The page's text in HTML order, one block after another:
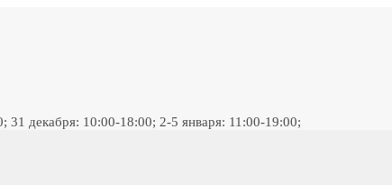
декабря: 10:00-18:00; 2-5 января: 11:00-19:00;